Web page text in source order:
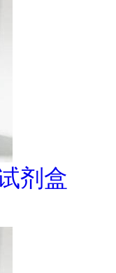
剂盒